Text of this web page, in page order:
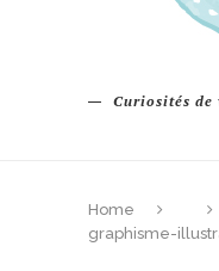
Curiosités de
Home
graphisme-